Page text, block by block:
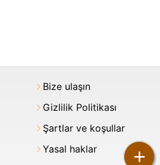
+
Bize ulaşın
Gizlilik Politikası
Şartlar ve koşullar
Yasal haklar